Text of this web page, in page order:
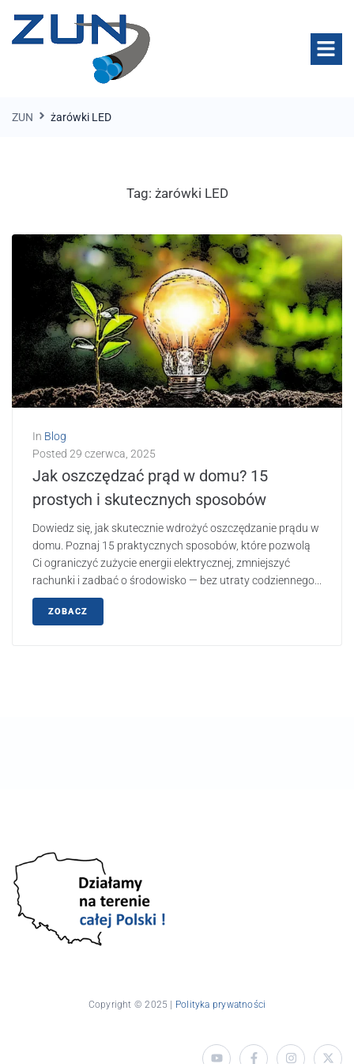
ZUN żarówki LED
Tag: żarówki LED
In Blog
Posted 29 czerwca, 2025
Jak oszczędzać prąd w domu? 15
prostych i skutecznych sposobów
Dowiedz się, jak skutecznie wdrożyć oszczędzanie prądu w
domu. Poznaj 15 praktycznych sposobów, które pozwolą
Ci ograniczyć zużycie energii elektrycznej, zmniejszyć
rachunki i zadbać o środowisko — bez utraty codziennego...
ZOBACZ
Copyright © 2025 | Polityka prywatności